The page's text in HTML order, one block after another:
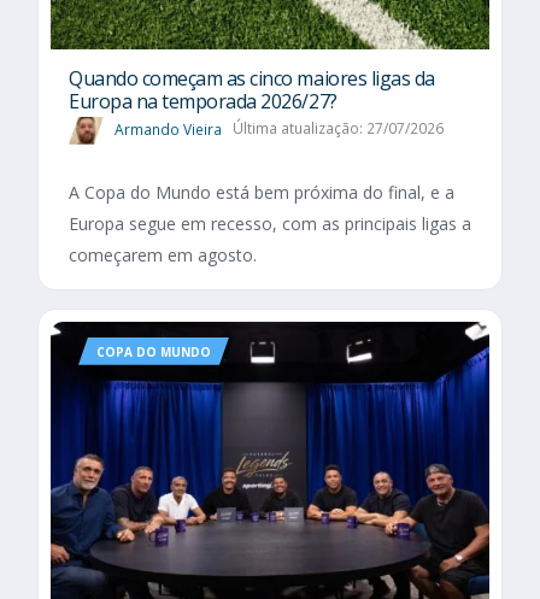
Quando começam as cinco maiores ligas da
Europa na temporada 2026/27?
Armando Vieira Última atualização: 27/07/2026
A Copa do Mundo está bem próxima do final, e a
Europa segue em recesso, com as principais ligas a
começarem em agosto.
COPA DO MUNDO